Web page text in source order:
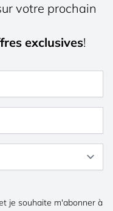
votre prochain
exclusives!
je souhaite m'abonner à